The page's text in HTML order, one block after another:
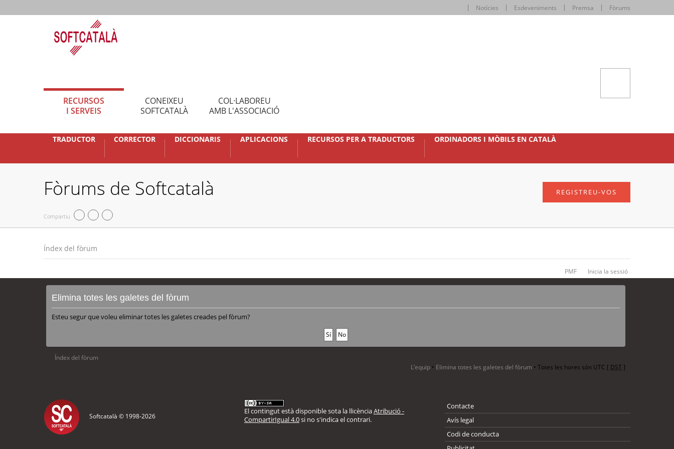
Notícies Esdeveniments Premsa Fòrums
RECURSOS
I SERVEIS
CONEIXEU
SOFTCATALÀ
COL·LABOREU
AMB L'ASSOCIACIÓ
TRADUCTOR CORRECTOR DICCIONARIS APLICACIONS RECURSOS PER A TRADUCTORS ORDINADORS I MÒBILS EN CATALÀ
Fòrums de Softcatalà
Compartiu
REGISTREU-VOS
Índex del fòrum
PMF Inicia la sessió
Elimina totes les galetes del fòrum
Esteu segur que voleu eliminar totes les galetes creades pel fòrum?
Índex del fòrum
L’equip • Elimina totes les galetes del fòrum • Totes les hores són UTC [ DST]
Softcatalà © 1998-2026
El contingut està disponible sota la llicènciaAtribució -
CompartirIgual 4.0si no s'indica el contrari.
Contacte
Avís legal
Codi de conducta